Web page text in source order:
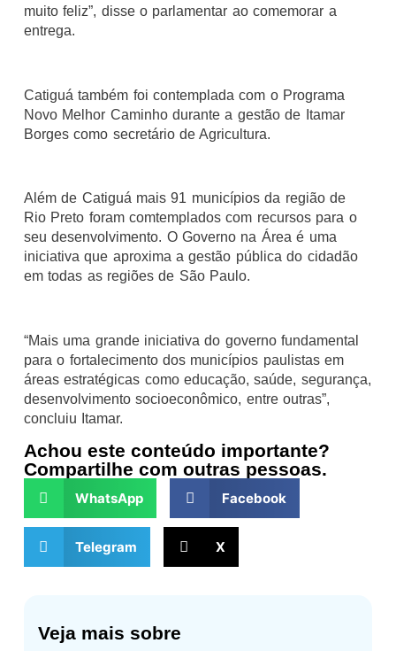
Veja mais sobre
muito feliz”, disse o parlamentar ao comemorar a
entrega.
Catiguá também foi contemplada com o Programa
Novo Melhor Caminho durante a gestão de Itamar
Borges como secretário de Agricultura.
Além de Catiguá mais 91 municípios da região de
Rio Preto foram comtemplados com recursos para o
seu desenvolvimento. O Governo na Área é uma
iniciativa que aproxima a gestão pública do cidadão
em todas as regiões de São Paulo.
“Mais uma grande iniciativa do governo fundamental
para o fortalecimento dos municípios paulistas em
áreas estratégicas como educação, saúde, segurança,
desenvolvimento socioeconômico, entre outras”,
concluiu Itamar.
Achou este conteúdo importante?
Compartilhe com outras pessoas.
WhatsApp Facebook
Telegram X